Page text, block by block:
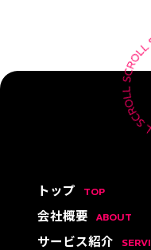
トップ TOP
会社概要 ABOUT
サービス紹介